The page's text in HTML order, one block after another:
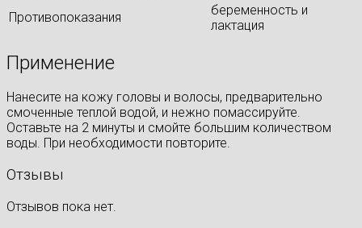
Противопоказания
беременность и
лактация
Применение
Нанесите на кожу головы и волосы, предварительно
смоченные теплой водой, и нежно помассируйте.
Оставьте на 2 минуты и смойте большим количеством
воды. При необходимости повторите.
Отзывы
Отзывов пока нет.